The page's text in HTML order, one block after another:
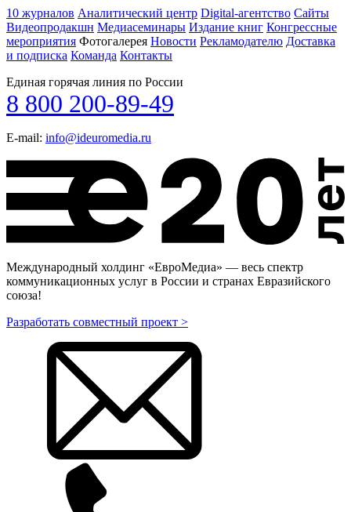
10 журналов Аналитический центр Digital-агентство Сайты
Видеопродакшн Медиасеминары Издание книг Конгрессные
мероприятия Фотогалерея Новости Рекламодателю Доставка
и подписка Команда Контакты
Единая горячая линия по России
8 800 200-89-49
E-mail: info@ideuromedia.ru
Международный холдинг «ЕвроМедиа» — весь спектр
коммуникационных услуг в России и странах Евразийского
союза!
Разработать совместный проект >